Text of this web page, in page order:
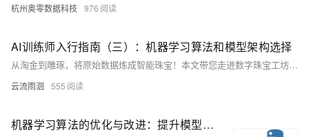
杭州奥零数据科技 976
AI训练师入行指南（三）：机器学习算法和模型架构选择
从淘金到雕琢，将原始数据炼成智能珠宝！本文带您走进数字珠宝工坊，用算法工具打磨数据金砂。从基础的经典算法到精密的深度学习模型，结合电商、医疗、金融等场景实战，手把手教您选择合适工具，打造价值连城的智能应用。掌握AutoML改装套件与模型蒸馏术，让复杂问题迎刃而解。握紧算法刻刀，为数字世界雕刻文明！
云流雨洄 555
机器学习算法的优化与改进：提升模型性能的策略与方法